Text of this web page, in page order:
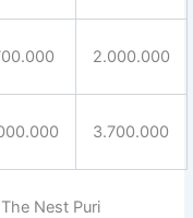
2.000.000
3.700.000
Nest Puri